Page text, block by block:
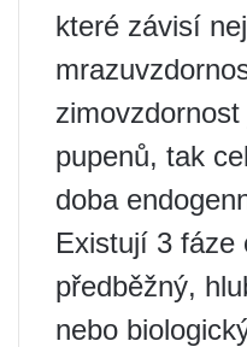
které závisí
pupenů, tak
doba
Existují 3 fáze
předběžný,
nebo